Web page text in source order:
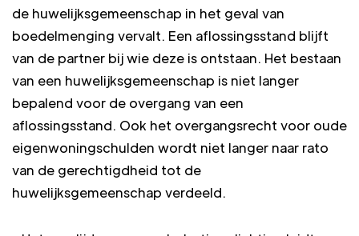
de huwelijksgemeenschap in het geval van
boedelmenging vervalt. Een aflossingsstand blijft
van de partner bij wie deze is ontstaan. Het bestaan
van een huwelijksgemeenschap is niet langer
bepalend voor de overgang van een
aflossingsstand. Ook het overgangsrecht voor oude
eigenwoningschulden wordt niet langer naar rato
van de gerechtigdheid tot de
huwelijksgemeenschap verdeeld.